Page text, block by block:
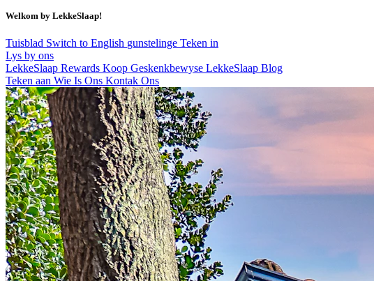
Welkom by LekkeSlaap!
Tuisblad Switch to English gunstelinge Teken in
Lys by ons
LekkeSlaap Rewards Koop Geskenkbewyse LekkeSlaap Blog
Teken aan Wie Is Ons Kontak Ons